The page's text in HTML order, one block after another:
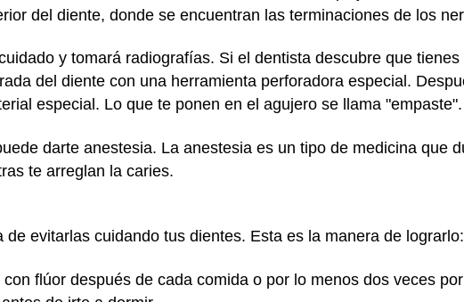
del diente, donde se encuentran las terminaciones de los
y tomará radiografías. Si el dentista descubre que
del diente con una herramienta perforadora especial.
especial. Lo que te ponen en el agujero se llama "empaste".
darte anestesia. La anestesia es un tipo de medicina que
te arreglan la caries.
evitarlas cuidando tus dientes. Esta es la manera de lograrlo:
flúor después de cada comida o por lo menos dos veces